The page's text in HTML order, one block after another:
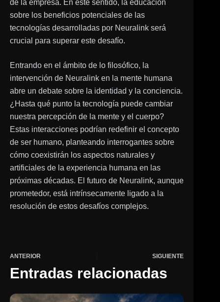
de la empresa. En este sentido, la educación
sobre los beneficios potenciales de las
tecnologías desarrolladas por Neuralink será
crucial para superar este desafío.
Entrando en el ámbito de lo filosófico, la
intervención de Neuralink en la mente humana
abre un debate sobre la identidad y la conciencia.
¿Hasta qué punto la tecnología puede cambiar
nuestra percepción de la mente y el cuerpo?
Estas interacciones podrían redefinir el concepto
de ser humano, planteando interrogantes sobre
cómo coexistirán los aspectos naturales y
artificiales de la experiencia humana en las
próximas décadas. El futuro de Neuralink, aunque
prometedor, está intrínsecamente ligado a la
resolución de estos desafíos complejos.
ANTERIOR SIGUIENTE
Entradas relacionadas